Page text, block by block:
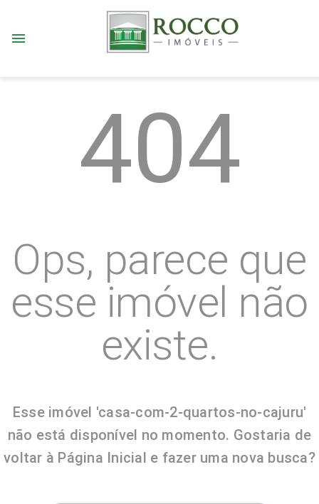
menu
404
Ops, parece que
esse imóvel não
existe.
Esse imóvel 'casa-com-2-quartos-no-cajuru'
não está disponível no momento. Gostaria de
voltar à Página Inicial e fazer uma nova busca?